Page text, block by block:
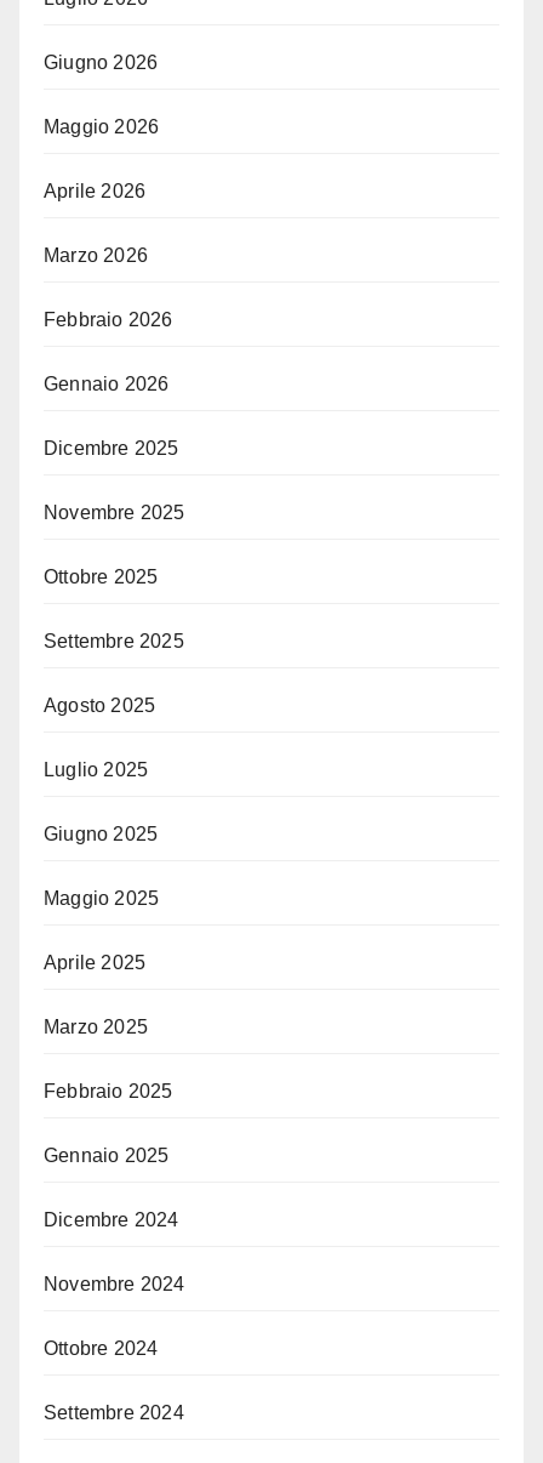
Giugno 2026
Maggio 2026
Aprile 2026
Marzo 2026
Febbraio 2026
Gennaio 2026
Dicembre 2025
Novembre 2025
Ottobre 2025
Settembre 2025
Agosto 2025
Luglio 2025
Giugno 2025
Maggio 2025
Aprile 2025
Marzo 2025
Febbraio 2025
Gennaio 2025
Dicembre 2024
Novembre 2024
Ottobre 2024
Settembre 2024